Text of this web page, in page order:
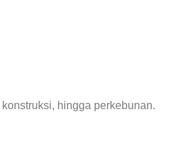
hingga perkebunan.